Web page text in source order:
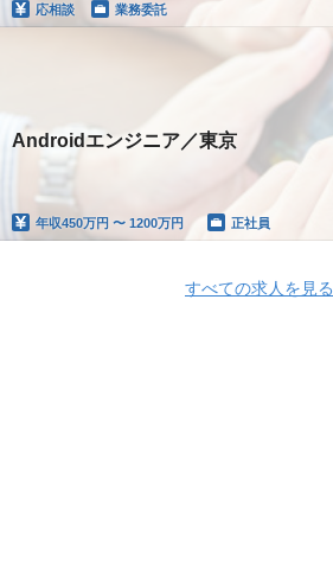
応相談 業務委託
Androidエンジニア／東京
年収450万円 〜 1200万円 正社員
すべての求人を見る